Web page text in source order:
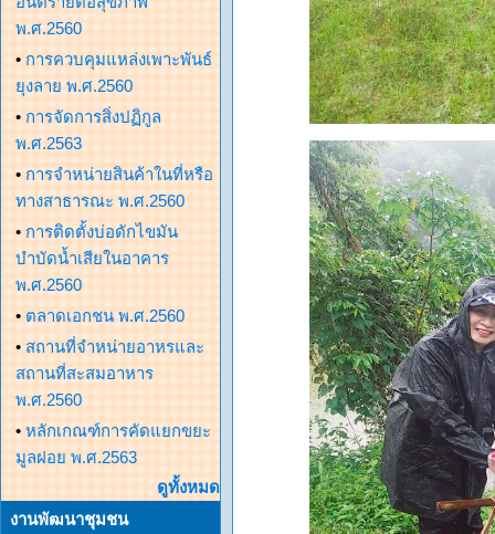
พ.ศ.2560
• การควบคุมแหล่งเพาะพันธ์
ยุงลาย พ.ศ.2560
• การจัดการสิ่งปฏิกูล
พ.ศ.2563
• การจำหน่ายสินค้าในที่หรือ
ทางสาธารณะ พ.ศ.2560
• การติดตั้งบ่อดักไขมัน
บำบัดน้ำเสียในอาคาร
พ.ศ.2560
• ตลาดเอกชน พ.ศ.2560
• สถานที่จำหน่ายอาหรและ
สถานที่สะสมอาหาร
พ.ศ.2560
• หลักเกณฑ์การคัดแยกขยะ
มูลฝอย พ.ศ.2563
ดูทั้งหมด
งานพัฒนาชุมชน